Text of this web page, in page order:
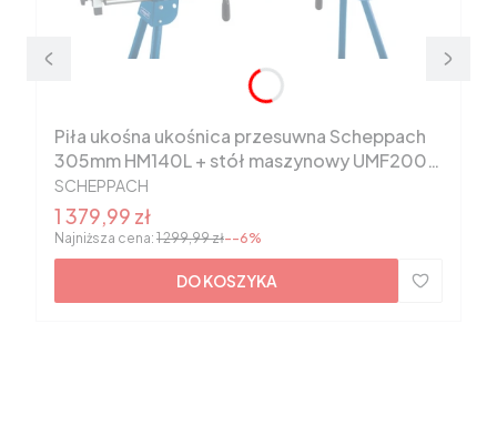
Piła ukośna ukośnica przesuwna Scheppach
305mm HM140L + stół maszynowy UMF2000
5901218901
PRODUCENT
SCHEPPACH
Cena promocyjna
1 379,99 zł
Najniższa cena: 1 299,99 zł--6%
DO KOSZYKA